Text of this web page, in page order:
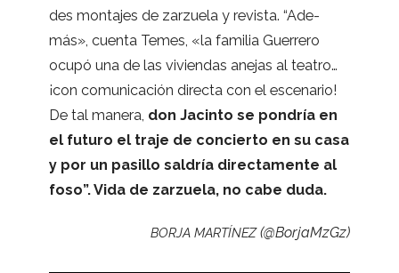
des mon­ta­jes de zar­zuela y revista. “Ade­
más», cuenta Temes, «la fami­lia Gue­rrero
ocupó una de las vivien­das anejas al tea­tro…
¡con comu­ni­ca­ción directa con el esce­na­rio!
De tal manera, don Jacinto se pon­dría en
el futuro el traje de con­cierto en su casa
y por un pasi­llo sal­dría direc­ta­mente al
foso”. Vida de zar­zuela, no cabe duda.
BORJA MARTÍNEZ(@BorjaMzGz)